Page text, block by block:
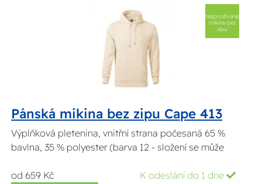
Nejpoužívanější
mikina bez
zipu
Pánská mikina bez zipu Cape 413
Výplňková pletenina, vnitřní strana počesaná 65 %
bavlna, 35 % polyester (barva 12 - složení se může
od 659 Kč K odeslání do 1 dne